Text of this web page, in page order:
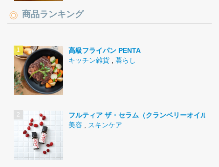
商品ランキング
高級フライパン PENTA
キッチン雑貨
暮らし
フルティア ザ・セラム（クランベリーオイル）
美容
スキンケア